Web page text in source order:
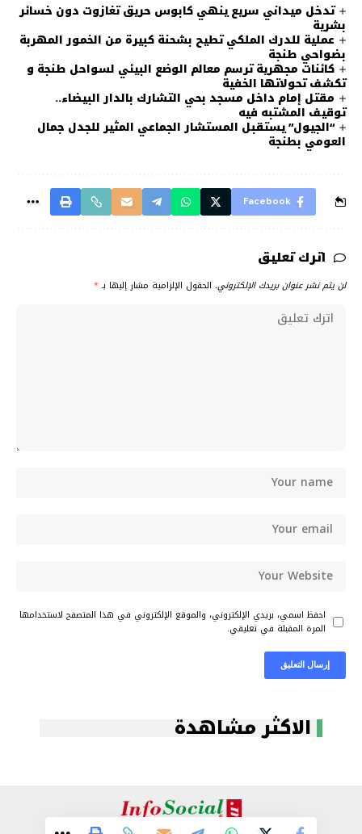
تدخل ميداني سريع ينهي كابوس حريق تغازوت دون خسائر
بشرية
عملية للدرك الملكي تطيح بشحنة كبيرة من الخمور المهربة
بضواحي طنجة
كائنات مجهرية ترسم معالم الوضع البيئي لسواحل طنجة و
تكشف تحولاتها الخفية
مقتل إمام داخل مسجد بحي التشارك بالدار البيضاء..
توقيف المشتبه فيه
“الجيول” يستقبل المستشار الجماعي المثير للجدل جمال
العومي بطنجة
Facebook
اترك تعليق
لن يتم نشر عنوان بريدك الإلكتروني. الحقول الإلزامية مشار إليها بـ *
احفظ اسمي، بريدي الإلكتروني، والموقع الإلكتروني في هذا المتصفح لاستخدامها
المرة المقبلة في تعليقي.
الاكثر مشاهدة